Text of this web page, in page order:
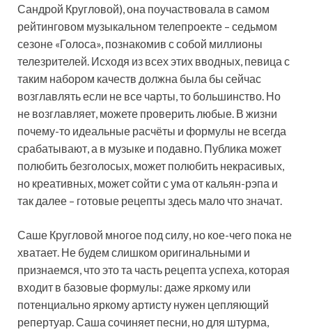
Сандрой Кругловой), она поучаствовала в самом
рейтинговом музыкальном телепроекте – седьмом
сезоне «Голоса», познакомив с собой миллионы
телезрителей. Исходя из всех этих вводных, певица с
таким набором качеств должна была бы сейчас
возглавлять если не все чарты, то большинство. Но
не возглавляет, можете проверить любые. В жизни
почему-то идеальные расчёты и формулы не всегда
срабатывают, а в музыке и подавно. Публика может
полюбить безголосых, может полюбить некрасивых,
но креативных, может сойти с ума от кальян-рэпа и
так далее – готовые рецепты здесь мало что значат.
Саше Кругловой многое под силу, но кое-чего пока не
хватает. Не будем слишком оригинальными и
признаемся, что это та часть рецепта успеха, которая
входит в базовые формулы: даже яркому или
потенциально яркому артисту нужен цепляющий
репертуар. Саша сочиняет песни, но для штурма,